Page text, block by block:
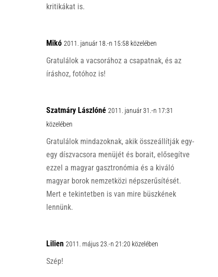
kritikákat is.
Mikó 2011. január 18.-n 15:58 közelében
Gratulálok a vacsorához a csapatnak, és az
íráshoz, fotóhoz is!
Szatmáry Lászlóné 2011. január 31.-n 17:31
közelében
Gratulálok mindazoknak, akik összeállítják egy-
egy díszvacsora menüjét és borait, elősegítve
ezzel a magyar gasztronómia és a kiváló
magyar borok nemzetközi népszerűsítését.
Mert e tekintetben is van mire büszkének
lennünk.
Lilien 2011. május 23.-n 21:20 közelében
Szép!